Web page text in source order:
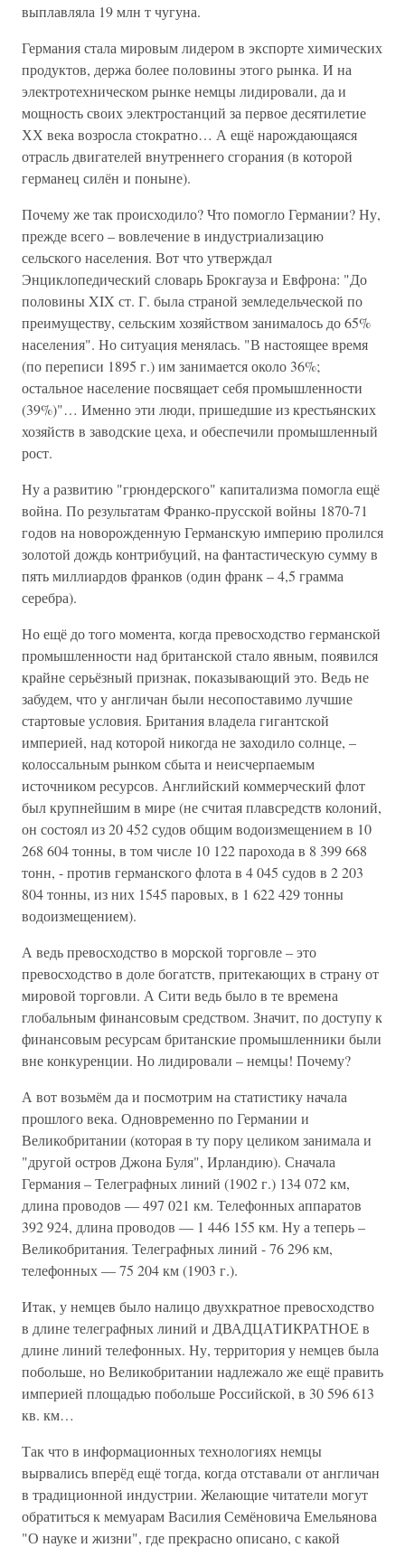
выплавляла 19 млн т чугуна.
Германия стала мировым лидером в экспорте химических
продуктов, держа более половины этого рынка. И на
электротехническом рынке немцы лидировали, да и
мощность своих электростанций за первое десятилетие
ХХ века возросла стократно… А ещё нарождающаяся
отрасль двигателей внутреннего сгорания (в которой
германец силён и поныне).
Почему же так происходило? Что помогло Германии? Ну,
прежде всего – вовлечение в индустриализацию
сельского населения. Вот что утверждал
Энциклопедический словарь Брокгауза и Евфрона: "До
половины XIX ст. Г. была страной земледельческой по
преимуществу, сельским хозяйством занималось до 65%
населения". Но ситуация менялась. "В настоящее время
(по переписи 1895 г.) им занимается около 36%;
остальное население посвящает себя промышленности
(39%)"… Именно эти люди, пришедшие из крестьянских
хозяйств в заводские цеха, и обеспечили промышленный
рост.
Ну а развитию "грюндерского" капитализма помогла ещё
война. По результатам Франко-прусской войны 1870-71
годов на новорожденную Германскую империю пролился
золотой дождь контрибуций, на фантастическую сумму в
пять миллиардов франков (один франк – 4,5 грамма
серебра).
Но ещё до того момента, когда превосходство германской
промышленности над британской стало явным, появился
крайне серьёзный признак, показывающий это. Ведь не
забудем, что у англичан были несопоставимо лучшие
стартовые условия. Британия владела гигантской
империей, над которой никогда не заходило солнце, –
колоссальным рынком сбыта и неисчерпаемым
источником ресурсов. Английский коммерческий флот
был крупнейшим в мире (не считая плавсредств колоний,
он состоял из 20 452 судов общим водоизмещением в 10
268 604 тонны, в том числе 10 122 парохода в 8 399 668
тонн, - против германского флота в 4 045 судов в 2 203
804 тонны, из них 1545 паровых, в 1 622 429 тонны
водоизмещением).
А ведь превосходство в морской торговле – это
превосходство в доле богатств, притекающих в страну от
мировой торговли. А Сити ведь было в те времена
глобальным финансовым средством. Значит, по доступу к
финансовым ресурсам британские промышленники были
вне конкуренции. Но лидировали – немцы! Почему?
А вот возьмём да и посмотрим на статистику начала
прошлого века. Одновременно по Германии и
Великобритании (которая в ту пору целиком занимала и
"другой остров Джона Буля", Ирландию). Сначала
Германия – Телеграфных линий (1902 г.) 134 072 км,
длина проводов — 497 021 км. Телефонных аппаратов
392 924, длина проводов — 1 446 155 км. Ну а теперь –
Великобритания. Телеграфных линий - 76 296 км,
телефонных — 75 204 км (1903 г.).
Итак, у немцев было налицо двухкратное превосходство
в длине телеграфных линий и ДВАДЦАТИКРАТНОЕ в
длине линий телефонных. Ну, территория у немцев была
побольше, но Великобритании надлежало же ещё править
империей площадью побольше Российской, в 30 596 613
кв. км…
Так что в информационных технологиях немцы
вырвались вперёд ещё тогда, когда отставали от англичан
в традиционной индустрии. Желающие читатели могут
обратиться к мемуарам Василия Семёновича Емельянова
"О науке и жизни", где прекрасно описано, с какой